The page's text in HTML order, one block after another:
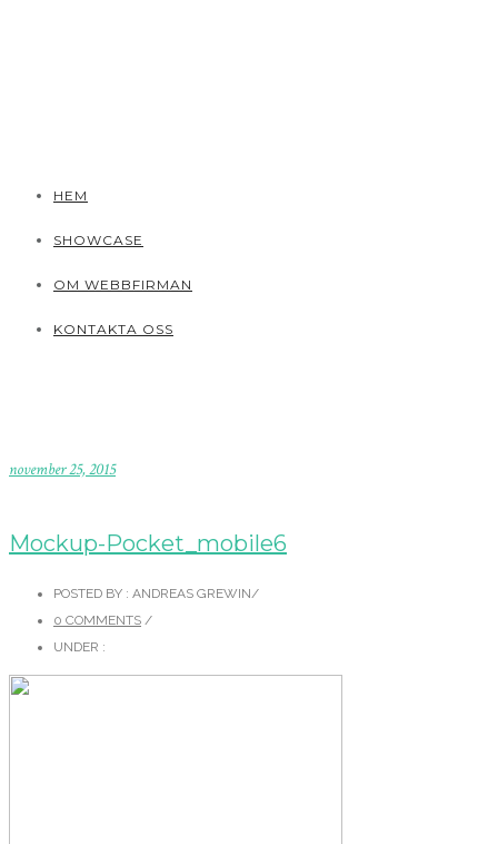
HEM
SHOWCASE
OM WEBBFIRMAN
KONTAKTA OSS
november 25, 2015
Mockup-Pocket_mobile6
POSTED BY : ANDREAS GREWIN/
0 COMMENTS /
UNDER :